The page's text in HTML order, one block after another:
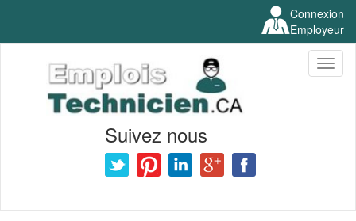
Connexion
Employeur
Suivez nous